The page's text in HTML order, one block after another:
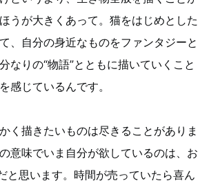
うが大きくあって。猫をはじめとした
、自分の身近なものをファンタジーと
なりの“物語”とともに描いていくこと
感じているんです。
く描きたいものは尽きることがありま
意味でいま自分が欲しているのは、お
と思います。時間が売っていたら喜ん